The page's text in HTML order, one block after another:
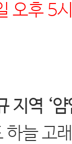
오후 5
지역 ‘
하늘 고